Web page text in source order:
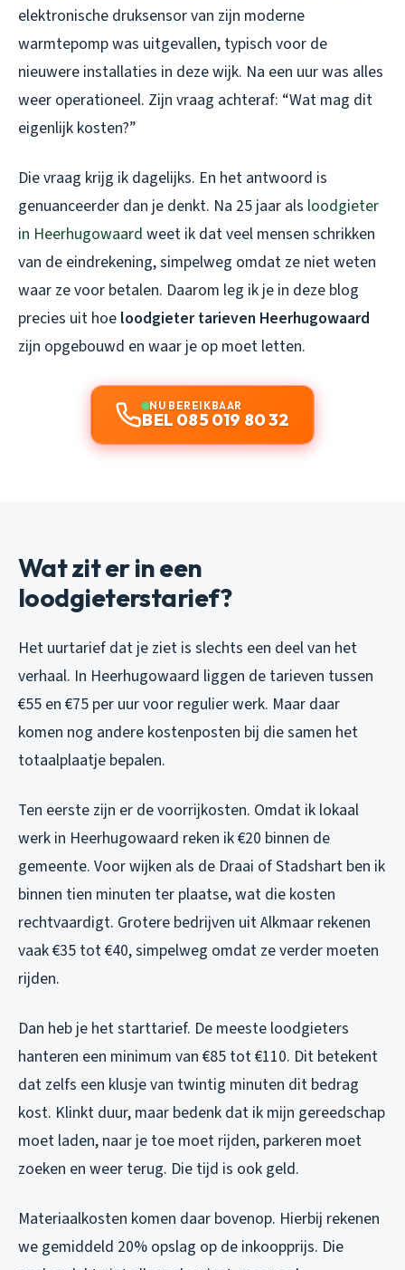
elektronische druksensor van zijn moderne
warmtepomp was uitgevallen, typisch voor de
nieuwere installaties in deze wijk. Na een uur was alles
weer operationeel. Zijn vraag achteraf: “Wat mag dit
eigenlijk kosten?”
Die vraag krijg ik dagelijks. En het antwoord is
genuanceerder dan je denkt. Na 25 jaar als loodgieter
in Heerhugowaard weet ik dat veel mensen schrikken
van de eindrekening, simpelweg omdat ze niet weten
waar ze voor betalen. Daarom leg ik je in deze blog
precies uit hoe loodgieter tarieven Heerhugowaard
zijn opgebouwd en waar je op moet letten.
NU BEREIKBAAR
BEL 085 019 80 32
Wat zit er in een
loodgieterstarief?
Het uurtarief dat je ziet is slechts een deel van het
verhaal. In Heerhugowaard liggen de tarieven tussen
€55 en €75 per uur voor regulier werk. Maar daar
komen nog andere kostenposten bij die samen het
totaalplaatje bepalen.
Ten eerste zijn er de voorrijkosten. Omdat ik lokaal
werk in Heerhugowaard reken ik €20 binnen de
gemeente. Voor wijken als de Draai of Stadshart ben ik
binnen tien minuten ter plaatse, wat die kosten
rechtvaardigt. Grotere bedrijven uit Alkmaar rekenen
vaak €35 tot €40, simpelweg omdat ze verder moeten
rijden.
Dan heb je het starttarief. De meeste loodgieters
hanteren een minimum van €85 tot €110. Dit betekent
dat zelfs een klusje van twintig minuten dit bedrag
kost. Klinkt duur, maar bedenk dat ik mijn gereedschap
moet laden, naar je toe moet rijden, parkeren moet
zoeken en weer terug. Die tijd is ook geld.
Materiaalkosten komen daar bovenop. Hierbij rekenen
we gemiddeld 20% opslag op de inkoopprijs. Die